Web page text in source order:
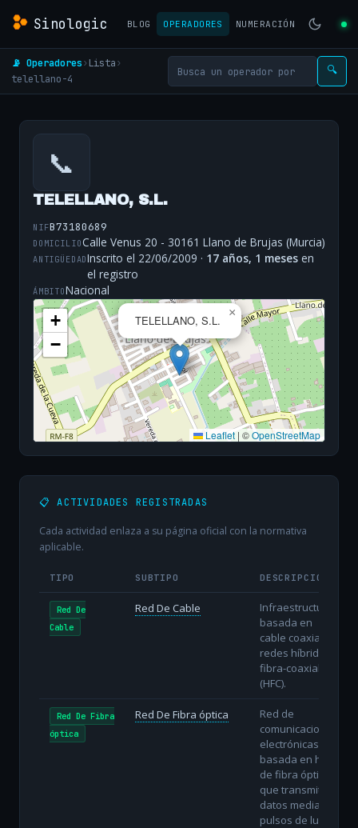
Sinologic BLOG OPERADORES NUMERACIÓN
📡 Operadores› Lista›
telellano-4
🔍
📞
TELELLANO, S.L.
NIFB73180689
DOMICILIOCalle Venus 20 - 30161 Llano de Brujas (Murcia)
ANTIGÜEDADInscrito el 22/06/2009 · 17 años, 1 meses en
el registro
ÁMBITONacional
TELELLANO, S.L.
×
+
−
Leaflet | ©OpenStreetMap
📋 ACTIVIDADES REGISTRADAS
Cada actividad enlaza a su página oficial con la normativa
aplicable.
TIPO SUBTIPO DESCRIPCIÓN
Red De
Cable
Red De Cable
Infraestructura
basada en
cable coaxial o
redes híbridas
fibra-coaxial
(HFC).
Red De Fibra
óptica
Red De Fibra óptica
Red de
comunicaciones
electrónicas
basada en hilos
de fibra óptica
que transmiten
datos mediante
pulsos de luz.